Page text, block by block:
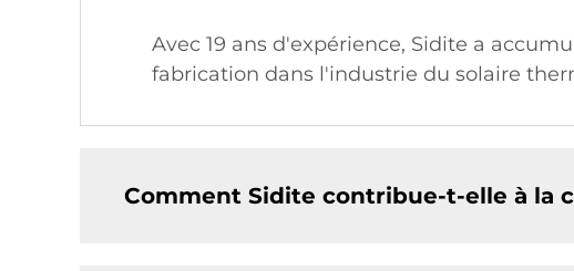
Avec 19 ans d'expérience, Sidite a
fabrication dans l'industrie du solaire
Comment Sidite contribue-t-elle à la